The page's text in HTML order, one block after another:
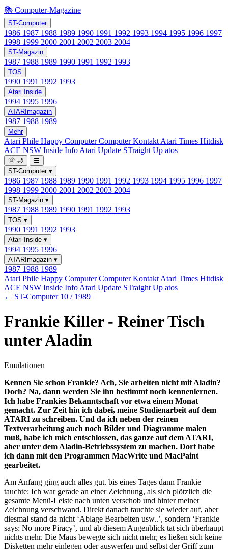
📚 Computer-Magazine
ST-Computer
1986 1987 1988 1989 1990 1991 1992 1993 1994 1995 1996 1997
1998 1999 2000 2001 2002 2003 2004
ST-Magazin
1987 1988 1989 1990 1991 1992 1993
TOS
1990 1991 1992 1993
Atari Inside
1994 1995 1996
ATARImagazin
1987 1988 1989
Mehr
Atari Phile Happy ComputerComputer Kontakt Atari Times Hitdisk
ACE NSW Inside Info Atari Update STraight Up atos
🌞 🌙
☰
ST-Computer ▾
1986 1987 1988 1989 1990 1991 1992 1993 1994 1995 1996 1997
1998 1999 2000 2001 2002 2003 2004
ST-Magazin ▾
1987 1988 1989 1990 1991 1992 1993
TOS ▾
1990 1991 1992 1993
Atari Inside ▾
1994 1995 1996
ATARImagazin ▾
1987 1988 1989
Atari Phile Happy ComputerComputer Kontakt Atari Times Hitdisk
ACE NSW Inside Info Atari Update STraight Up atos
← ST-Computer 10 / 1989
Frankie Killer - Reiner Tisch
unter Aladin
Emulationen
Kennen Sie schon Frankie? Ach, Sie arbeiten nicht mit Aladin?
Doch? Na, dann werden Sie ihn bestimmt noch kennenlernen.
Ich habe Frankies Bekanntschaft vor etwa einem Monat
gemacht. Zur Zeit hin ich dabei, meine Studienarbeit auf dem
ATARI zu schreiben. Und da ich neben der reinen
Textverarbeitung auch noch Bilder und Diagramme malen
muß, habe ich mich entschlossen, das ganze auf dem ATARI,
aber unter dem Aladin-Betriebssystem zu machen. Dort habe
ich dann mit den Programmen MacWrite und MacPaint
gearbeitet.
Am Anfang ging auch alles gut. bis eines Tages dann Frankie
tauchte: Ich war gerade an einer Zeichnung, als sich plötzlich die
gesamte Menü-Leiste nach unten verschob und hinter meiner
Zeichnung verschwand. Direkt danach tauchte sie wieder auf, aber
diesmal stand da nicht ‘Ablage Bearbeiten usw..’, sondern ‘Frankie
says: No more Piracy’, und ab diesem Augenblick tat sich überhaupt
nichts mehr. Die Maus bewegte sich nicht mehr, es ließen sich keine
Disketten mehr einlegen oder auswerfen und selbst der Griff zum